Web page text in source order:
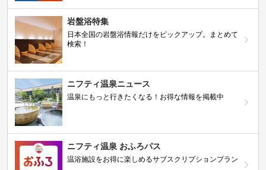
岩盤浴特集
日本全国の岩盤浴情報だけをピックアップ。まとめて
検索！
ニフティ温泉ニュース
温泉にもっと行きたくなる！お得な情報を掲載中
ニフティ温泉 おふろパス
温浴施設をお得に楽しめるサブスクリプションプラン